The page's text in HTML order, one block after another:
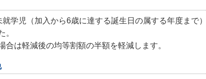
学児（加入から6歳に達する誕生日の属する年度まで
。
は軽減後の均等割額の半額を軽減します。